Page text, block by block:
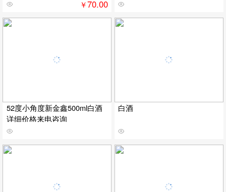
￥70.00
发|酒吧专用、预调酒批发、夜
52度小角度新金鑫500ml白酒
详细价格来电咨询
白酒